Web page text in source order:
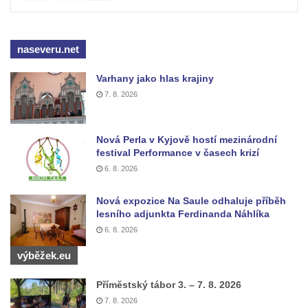
Socha Dívka s mušlí v ZOO Leipzig
Socha Atlet v ZOO Leipzig
Socha Marabu v ZOO Leipzig
Leipzig
Socha Iásón v ZOO Leipzig
Socha Mladý slon v ZOO Leipzig
Socha Býk v ZOO Dresden
Socha Uprchlý otrok bojuje s divokým psem
v ZOO Dresden
Socha slona v ZOO Dresden
naseveru.net
Varhany jako hlas krajiny
7. 8. 2026
Nová Perla v Kyjově hostí mezinárodní
festival Performance v časech krizí
6. 8. 2026
Nová expozice Na Saule odhaluje příběh
lesního adjunkta Ferdinanda Náhlíka
6. 8. 2026
výběžek.eu
Příměstský tábor 3. – 7. 8. 2026
7. 8. 2026